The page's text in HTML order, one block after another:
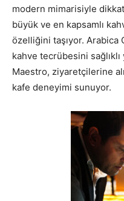
modern mimarisiyle
büyük ve en kapsamlı
özelliğini taşıyor. Arabica
kahve tecrübesini
Maestro, ziyaretçilerine
kafe deneyimi sunuyor.